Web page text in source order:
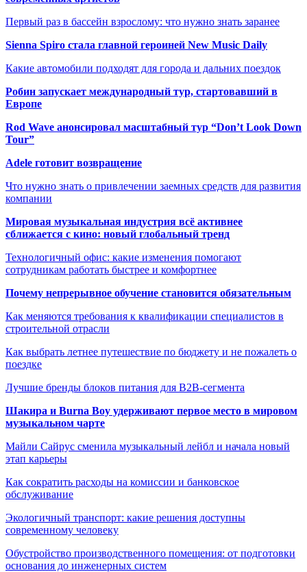
Первый раз в бассейн взрослому: что нужно знать заранее
Sienna Spiro стала главной героиней New Music Daily
Какие автомобили подходят для города и дальних поездок
Робин запускает международный тур, стартовавший в
Европе
Rod Wave анонсировал масштабный тур “Don’t Look Down
Tour”
Adele готовит возвращение
Что нужно знать о привлечении заемных средств для развития
компании
Мировая музыкальная индустрия всё активнее
сближается с кино: новый глобальный тренд
Технологичный офис: какие изменения помогают
сотрудникам работать быстрее и комфортнее
Почему непрерывное обучение становится обязательным
Как меняются требования к квалификации специалистов в
строительной отрасли
Как выбрать летнее путешествие по бюджету и не пожалеть о
поездке
Лучшие бренды блоков питания для B2B-сегмента
Шакира и Burna Boy удерживают первое место в мировом
музыкальном чарте
Майли Сайрус сменила музыкальный лейбл и начала новый
этап карьеры
Как сократить расходы на комиссии и банковское
обслуживание
Экологичный транспорт: какие решения доступны
современному человеку
Обустройство производственного помещения: от подготовки
основания до инженерных систем